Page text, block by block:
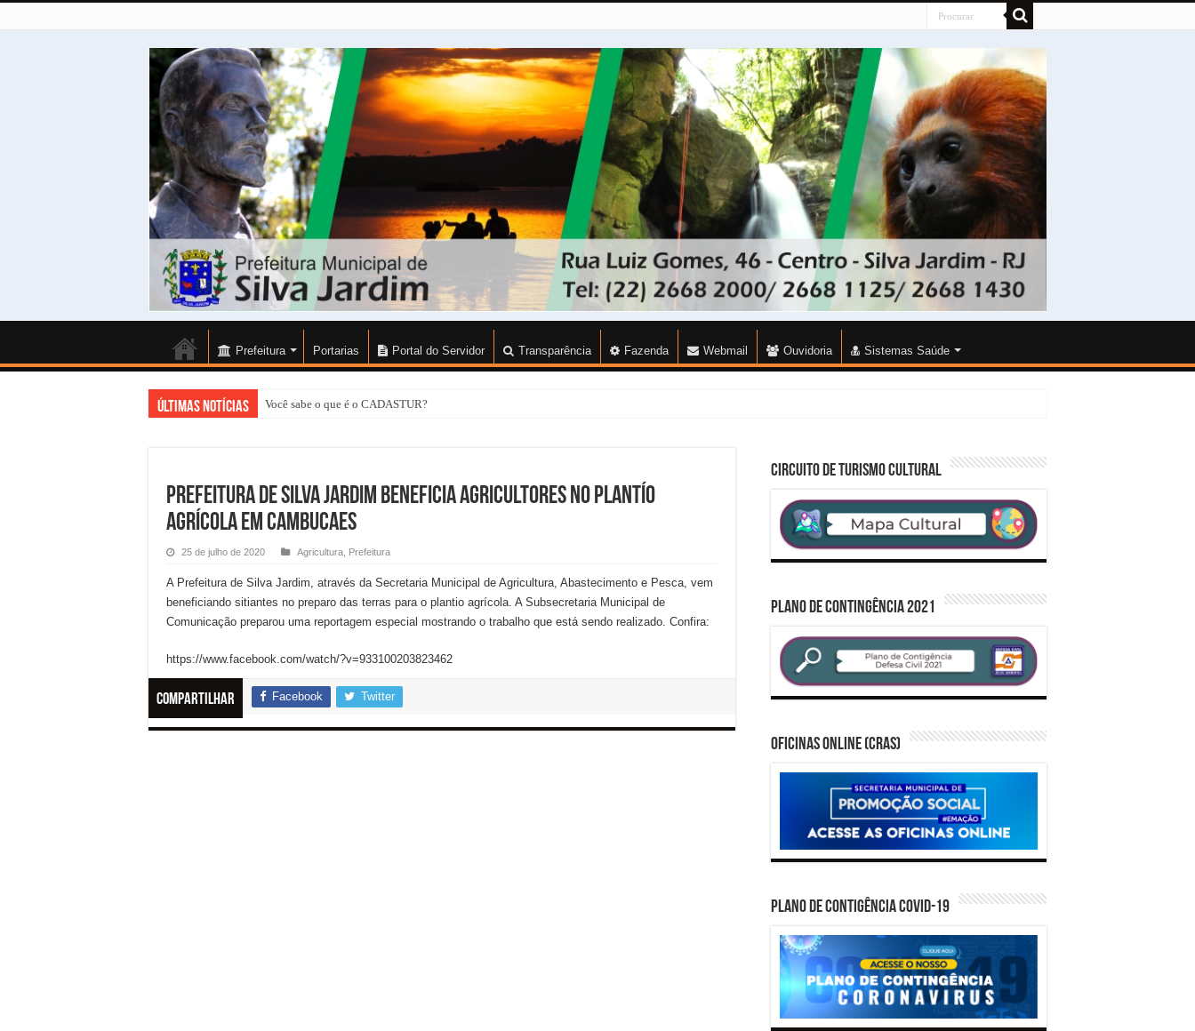
Prefeitura Portarias Portal do Servidor Transparência Fazenda Webmail Ouvidoria Sistemas Saúde
Últimas Notícias Você sabe o que é o CADASTUR?
PREFEITURA DE SILVA JARDIM BENEFICIA AGRICULTORES NO PLANTÍO
AGRÍCOLA EM CAMBUCAES
25 de julho de 2020 Agricultura Prefeitura
A Prefeitura de Silva Jardim, através da Secretaria Municipal de Agricultura, Abastecimento e Pesca, vem
beneficiando sitiantes no preparo das terras para o plantio agrícola. A Subsecretaria Municipal de
Comunicação preparou uma reportagem especial mostrando o trabalho que está sendo realizado. Confira:
https://www.facebook.com/watch/?v=933100203823462
Compartilhar Facebook Twitter
CIRCUITO DE TURISMO CULTURAL
PLANO DE CONTINGÊNCIA 2021
Oficinas Online (CRAS)
PLANO DE CONTIGÊNCIA COVID-19